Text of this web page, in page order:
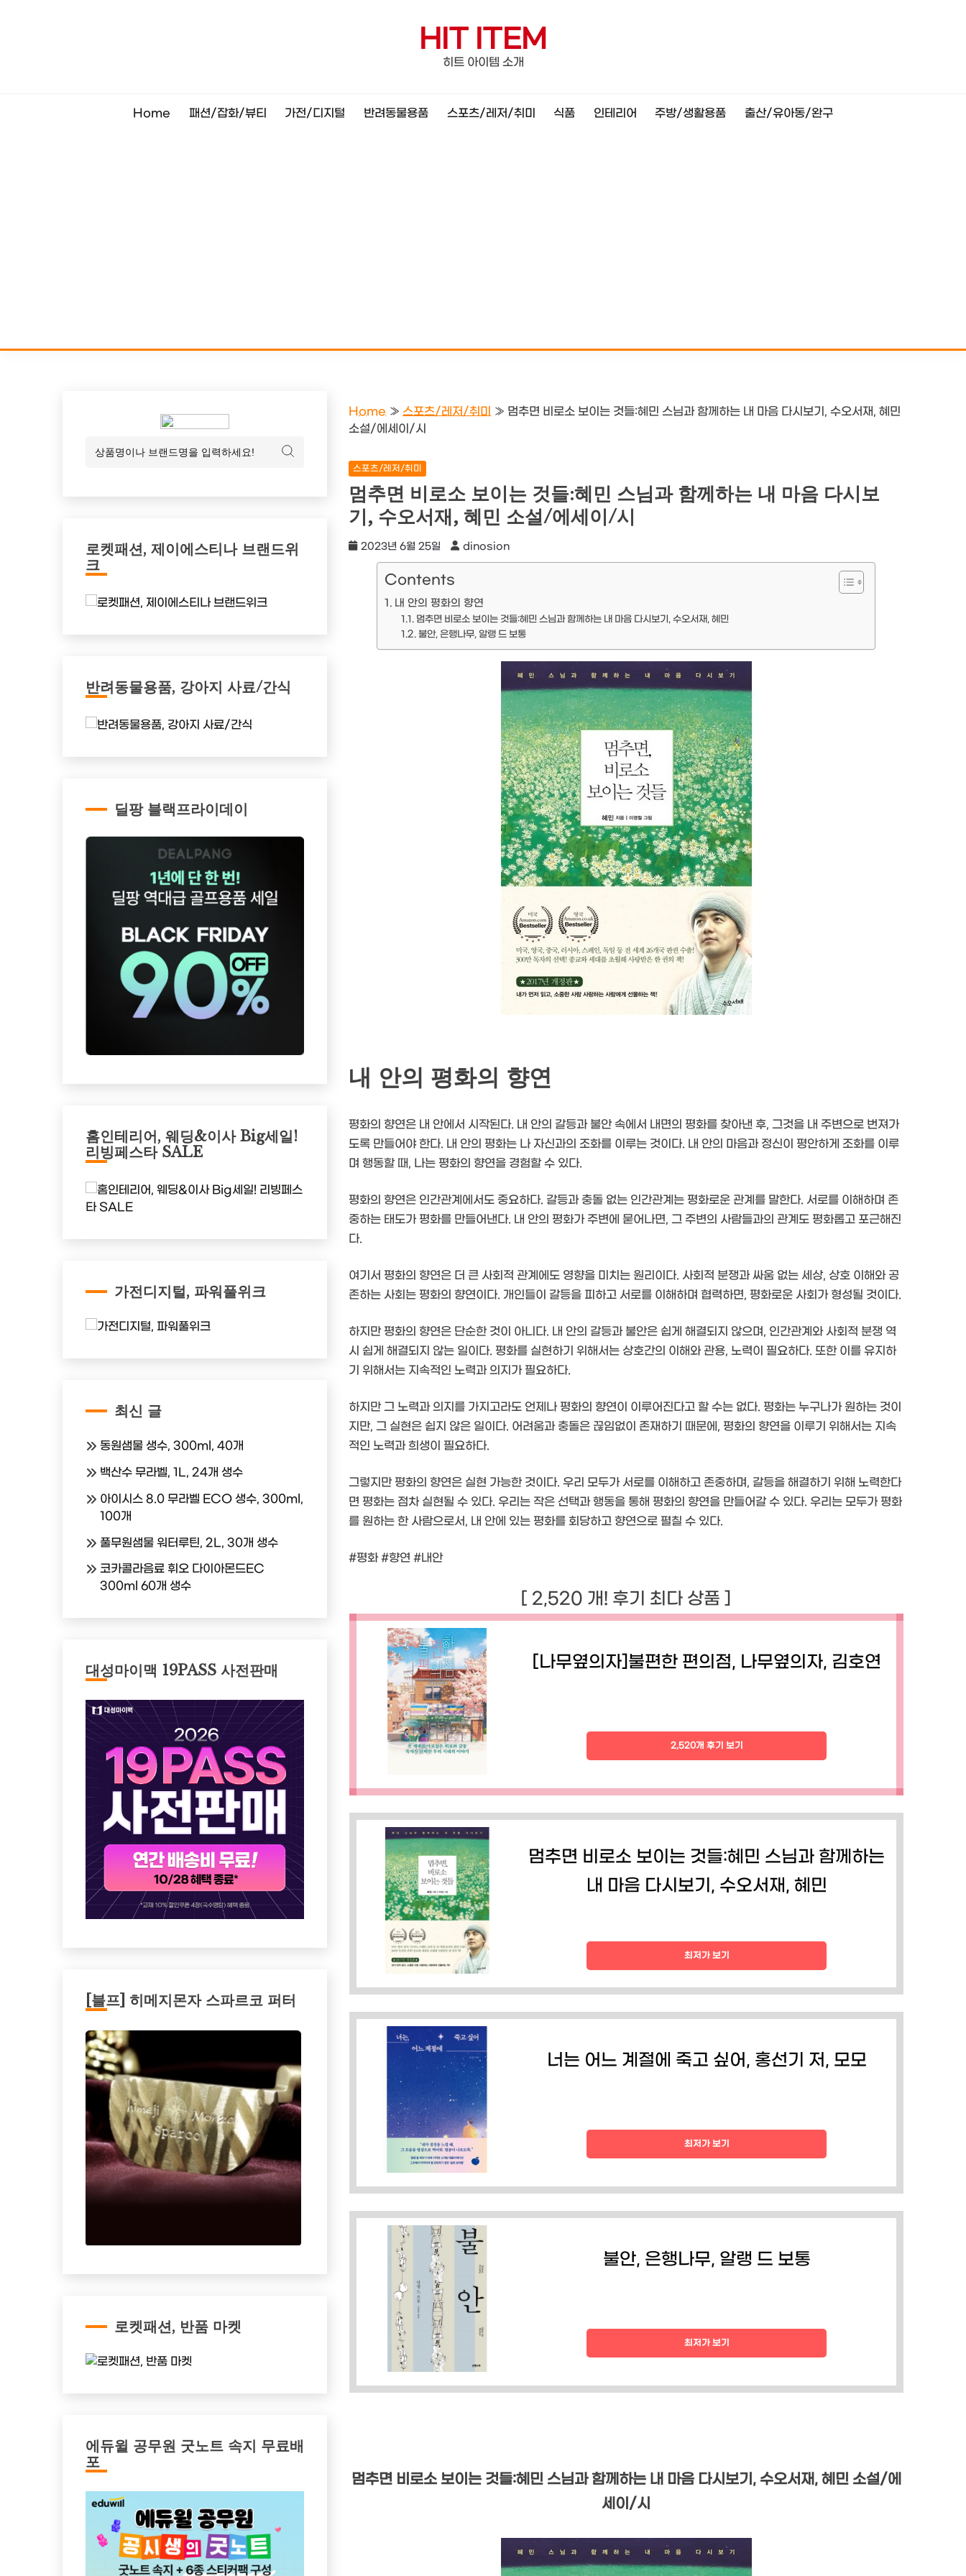
HIT ITEM
히트 아이템 소개
Home 패션/잡화/뷰티 가전/디지털 반려동물용품 스포츠/레저/취미 식품 인테리어 주방/생활용품 출산/유아동/완구
Home »스포츠/레저/취미 » 멈추면 비로소 보이는 것들:혜민 스님과 함께하는 내 마음 다시보기, 수오서재, 혜민
소설/에세이/시
스포츠/레저/취미
멈추면 비로소 보이는 것들:혜민 스님과 함께하는 내 마음 다시보
기, 수오서재, 혜민 소설/에세이/시
2023년 6월 25일 dinosion
Contents
내 안의 평화의 향연
멈추면 비로소 보이는 것들:혜민 스님과 함께하는 내 마음 다시보기, 수오서재, 혜민
불안, 은행나무, 알랭 드 보통
내 안의 평화의 향연
평화의 향연은 내 안에서 시작된다. 내 안의 갈등과 불안 속에서 내면의 평화를 찾아낸 후, 그것을 내 주변으로 번져가
도록 만들어야 한다. 내 안의 평화는 나 자신과의 조화를 이루는 것이다. 내 안의 마음과 정신이 평안하게 조화를 이루
며 행동할 때, 나는 평화의 향연을 경험할 수 있다.
평화의 향연은 인간관계에서도 중요하다. 갈등과 충돌 없는 인간관계는 평화로운 관계를 말한다. 서로를 이해하며 존
중하는 태도가 평화를 만들어낸다. 내 안의 평화가 주변에 묻어나면, 그 주변의 사람들과의 관계도 평화롭고 포근해진
다.
여기서 평화의 향연은 더 큰 사회적 관계에도 영향을 미치는 원리이다. 사회적 분쟁과 싸움 없는 세상, 상호 이해와 공
존하는 사회는 평화의 향연이다. 개인들이 갈등을 피하고 서로를 이해하며 협력하면, 평화로운 사회가 형성될 것이다.
하지만 평화의 향연은 단순한 것이 아니다. 내 안의 갈등과 불안은 쉽게 해결되지 않으며, 인간관계와 사회적 분쟁 역
시 쉽게 해결되지 않는 일이다. 평화를 실현하기 위해서는 상호간의 이해와 관용, 노력이 필요하다. 또한 이를 유지하
기 위해서는 지속적인 노력과 의지가 필요하다.
하지만 그 노력과 의지를 가지고라도 언제나 평화의 향연이 이루어진다고 할 수는 없다. 평화는 누구나가 원하는 것이
지만, 그 실현은 쉽지 않은 일이다. 어려움과 충돌은 끊임없이 존재하기 때문에, 평화의 향연을 이루기 위해서는 지속
적인 노력과 희생이 필요하다.
그렇지만 평화의 향연은 실현 가능한 것이다. 우리 모두가 서로를 이해하고 존중하며, 갈등을 해결하기 위해 노력한다
면 평화는 점차 실현될 수 있다. 우리는 작은 선택과 행동을 통해 평화의 향연을 만들어갈 수 있다. 우리는 모두가 평화
를 원하는 한 사람으로서, 내 안에 있는 평화를 회당하고 향연으로 펼칠 수 있다.
#평화 #향연 #내안
[ 2,520 개! 후기 최다 상품 ]
[나무옆의자]불편한 편의점, 나무옆의자, 김호연
2,520개 후기 보기
멈추면 비로소 보이는 것들:혜민 스님과 함께하는
내 마음 다시보기, 수오서재, 혜민
최저가 보기
너는 어느 계절에 죽고 싶어, 홍선기 저, 모모
최저가 보기
불안, 은행나무, 알랭 드 보통
최저가 보기
멈추면 비로소 보이는 것들:혜민 스님과 함께하는 내 마음 다시보기, 수오서재, 혜민 소설/에
세이/시
로켓패션, 제이에스티나 브랜드위
크
반려동물용품, 강아지 사료/간식
딜팡 블랙프라이데이
홈인테리어, 웨딩&이사 Big세일!
리빙페스타 SALE
가전디지털, 파워풀위크
최신 글
동원샘물 생수, 300ml, 40개
백산수 무라벨, 1L, 24개 생수
아이시스 8.0 무라벨 ECO 생수, 300ml,
100개
풀무원샘물 워터루틴, 2L, 30개 생수
코카콜라음료 휘오 다이아몬드EC
300ml 60개 생수
대성마이맥 19PASS 사전판매
[블프] 히메지몬자 스파르코 퍼터
로켓패션, 반품 마켓
에듀윌 공무원 굿노트 속지 무료배
포